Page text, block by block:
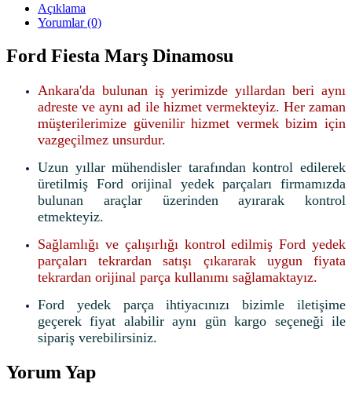
Açıklama
Yorumlar (0)
Ford Fiesta Marş Dinamosu
Ankara'da bulunan iş yerimizde yıllardan beri aynı
adreste ve aynı ad ile hizmet vermekteyiz. Her zaman
müşterilerimize güvenilir hizmet vermek bizim için
vazgeçilmez unsurdur.
Uzun yıllar mühendisler tarafından kontrol edilerek
üretilmiş Ford orijinal yedek parçaları firmamızda
bulunan araçlar üzerinden ayırarak kontrol
etmekteyiz.
Sağlamlığı ve çalışırlığı kontrol edilmiş Ford yedek
parçaları tekrardan satışı çıkararak uygun fiyata
tekrardan orijinal parça kullanımı sağlamaktayız.
Ford yedek parça ihtiyacınızı bizimle iletişime
geçerek fiyat alabilir aynı gün kargo seçeneği ile
sipariş verebilirsiniz.
Yorum Yap